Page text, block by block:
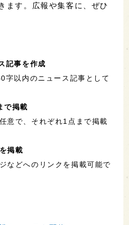
ます。広報や集客に、ぜひ
記事を作成
字以内のニュース記事として
で掲載
意で、それぞれ1点まで掲載
掲載
などへのリンクを掲載可能で